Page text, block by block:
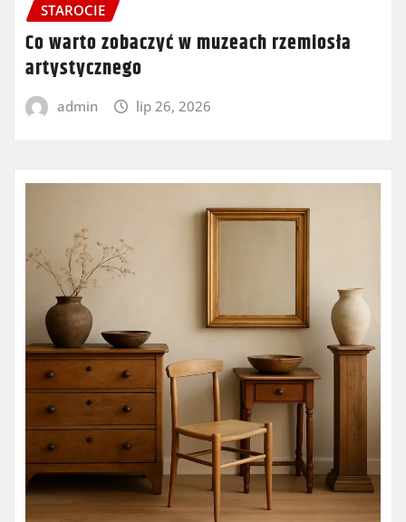
STAROCIE
Co warto zobaczyć w muzeach rzemiosła
artystycznego
admin lip 26, 2026